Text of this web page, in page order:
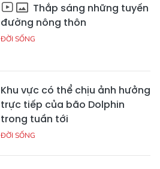
Thắp sáng những tuyến
đường nông thôn
ĐỜI SỐNG
Khu vực có thể chịu ảnh hưởng
trực tiếp của bão Dolphin
trong tuần tới
ĐỜI SỐNG